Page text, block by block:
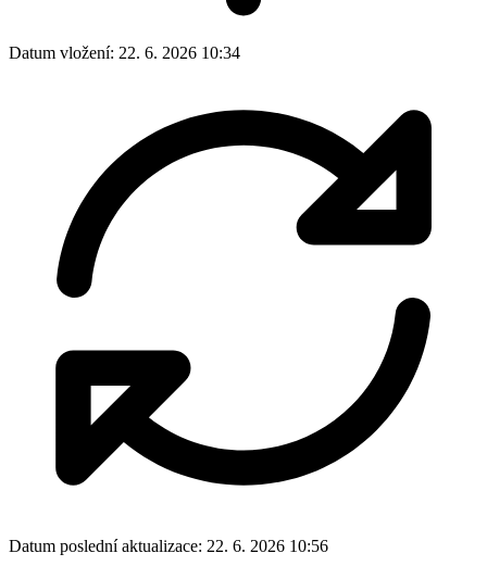
Datum vložení: 22. 6. 2026 10:34
Datum poslední aktualizace: 22. 6. 2026 10:56